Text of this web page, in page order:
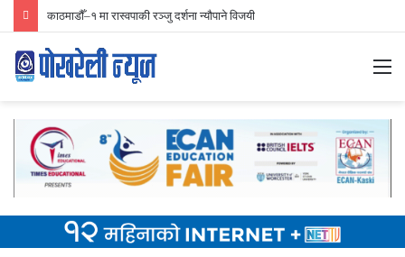
निर्वाचन प्रारम्भिक मतगणना ४२ स्थानमा रास्वपा अगाडि